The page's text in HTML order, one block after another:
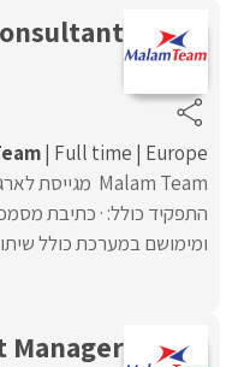
Full time Europe
התפקיד כולל: · כתיבת
ומימושם במערכת כולל
Manager